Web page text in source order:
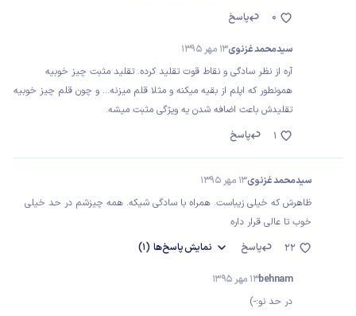
پاسخ
0
سیدمحمد غزنوی13 مهر 1395
آره از نظر سادگی و نقاط قوت تقلید کرده. تقلید مثبت چیز خوبیه
همونطور که اپلم از بقیه میکنه و مثلا قلم میزنه... و چون قلم چیز خوبیه
تقلیدش باعث اضافه شدن یه ویژگی مثبت میشه.
پاسخ
1
سیدمحمد غزنوی13 مهر 1395
ظاهرش که خیلی زیباست. همراه با سادگی شیکه. همه چیزشم در حد خیلی
خوب تا عالی قرار داره
پاسخ
نمایشپاسخ‌ها (1) 22
behnam13 مهر 1395
در حد نو:-)